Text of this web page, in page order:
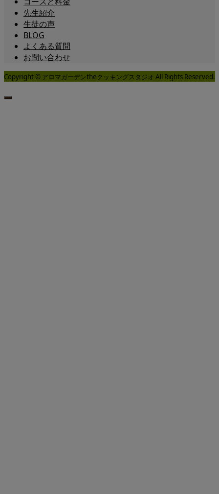
先生紹介
生徒の声
BLOG
よくある質問
お問い合わせ
Copyright © アロマガーデンtheクッキングスタジオ All Rights Reserved.